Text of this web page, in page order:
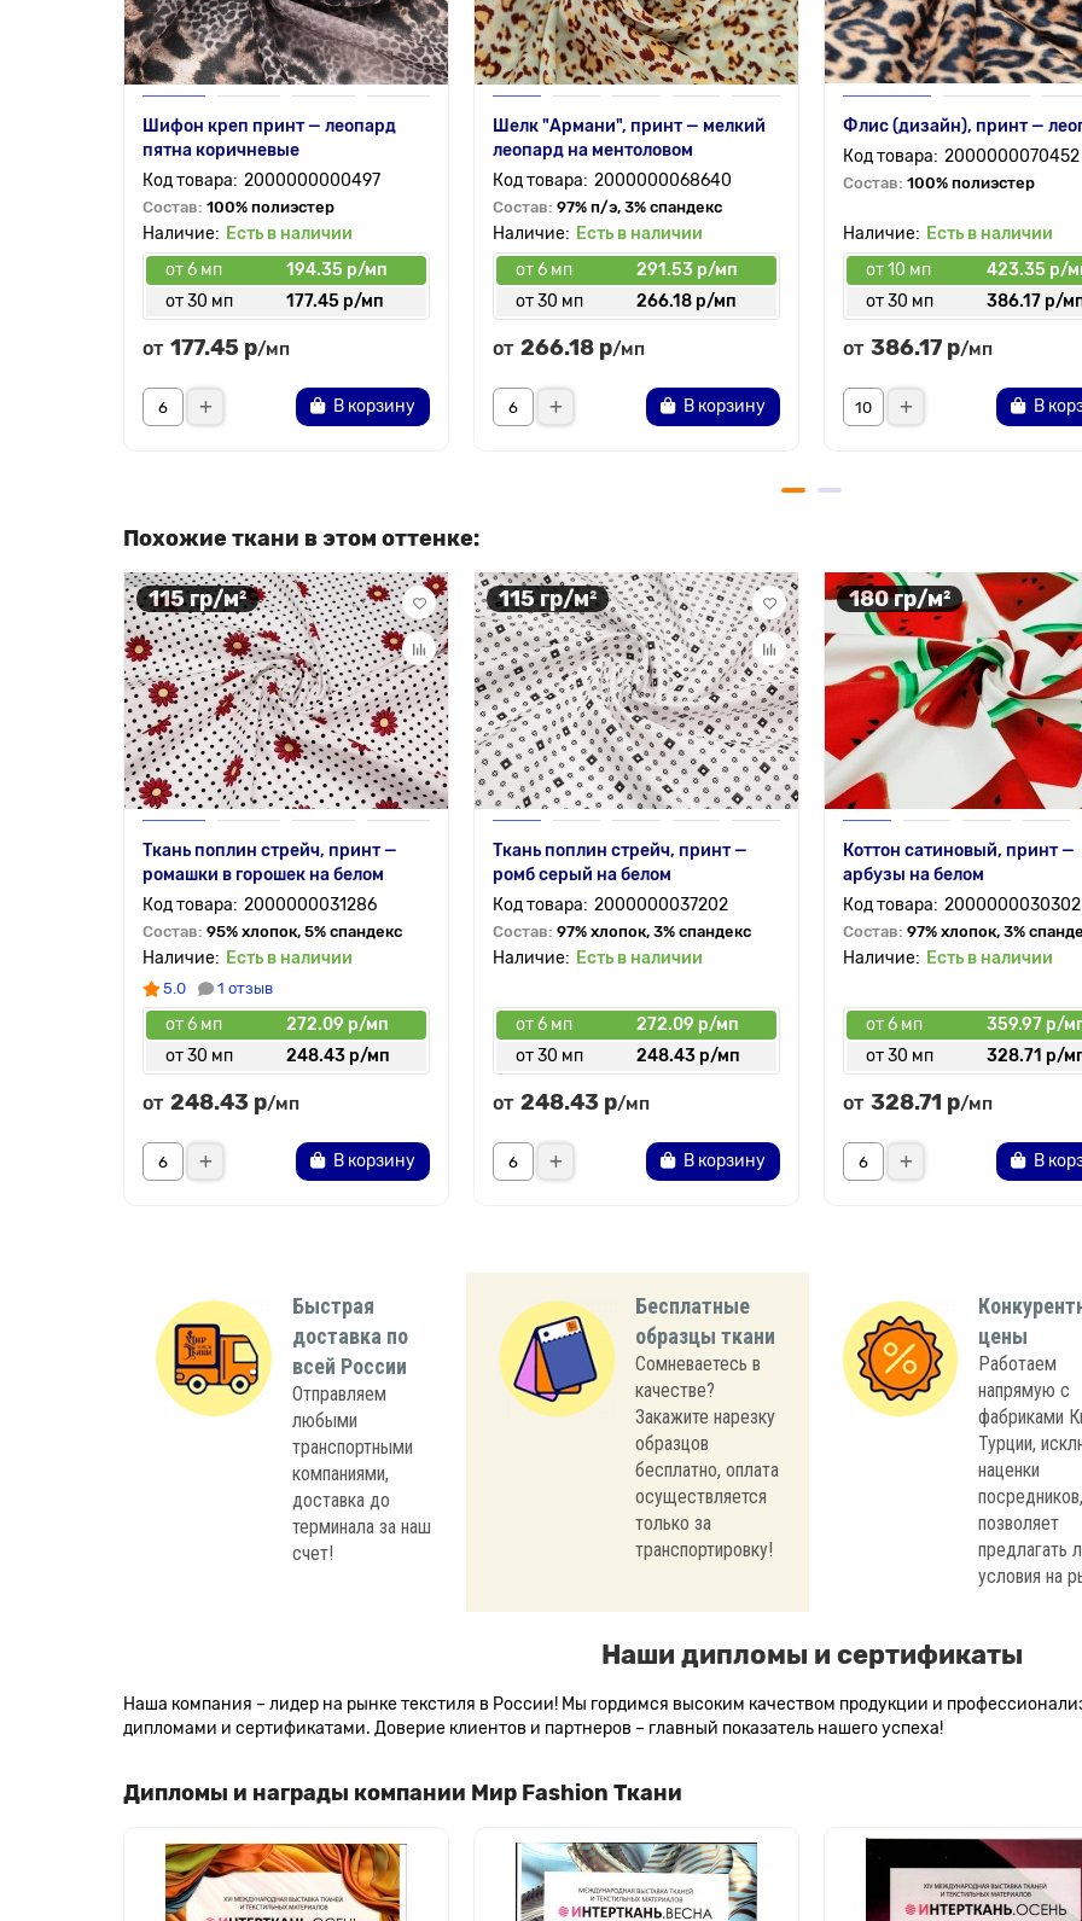
Шифон креп принт — леопард
пятна коричневые
2000000000497
Состав: 100% полиэстер
Есть в наличии
от 6 мп
194.35 р/мп
от 30 мп
177.45 р/мп
от 177.45 р/мп
В корзину
Шелк "Армани", принт — мелкий
леопард на ментоловом
2000000068640
Состав: 97% п/э, 3% спандекс
Есть в наличии
от 6 мп
291.53 р/мп
от 30 мп
266.18 р/мп
от 266.18 р/мп
В корзину
Флис (дизайн), принт —
2000000070452
Состав: 100% полиэстер
Есть в наличии
от 10 мп
423.35 р/
от 30 мп
386.17 р/
от 386.17 р/мп
В
Похожие ткани в этом оттенке:
115 гр/м²
Ткань поплин стрейч, принт —
ромашки в горошек на белом
2000000031286
Состав: 95% хлопок, 5% спандекс
Есть в наличии
5.0 1 отзыв
от 6 мп
272.09 р/мп
от 30 мп
248.43 р/мп
от 248.43 р/мп
В корзину
115 гр/м²
Ткань поплин стрейч, принт —
ромб серый на белом
2000000037202
Состав: 97% хлопок, 3% спандекс
Есть в наличии
от 6 мп
272.09 р/мп
от 30 мп
248.43 р/мп
от 248.43 р/мп
В корзину
180 гр/м²
Коттон сатиновый, принт —
арбузы на белом
2000000030302
Состав: 97% хлопок, 3%
Есть в наличии
от 6 мп
359.97 р/
от 30 мп
328.71 р/
от 328.71 р/мп
В
Быстрая
доставка по
всей России
Отправляем
любыми
транспортными
компаниями,
доставка до
терминала за наш
счет!
Бесплатные
образцы ткани
Сомневаетесь в
качестве?
Закажите нарезку
образцов
бесплатно, оплата
осуществляется
только за
транспортировку!
цены
Работаем
напрямую с
фабриками
Турции,
наценки
позволяет
предлагать
условия на
Наши дипломы и сертификаты
Наша компания – лидер на рынке текстиля в России! Мы гордимся высоким качеством продукции и
дипломами и сертификатами. Доверие клиентов и партнеров – главный показатель нашего успеха!
Дипломы и награды компании Мир Fashion Ткани